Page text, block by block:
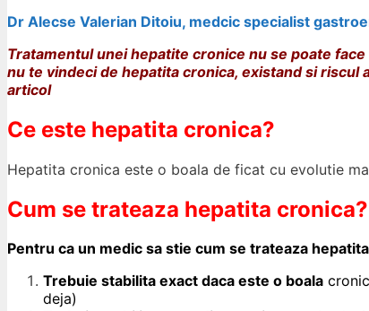
Dr Alecse Valerian Ditoiu, medcic specialist
Tratamentul unei hepatite cronice nu se poate
nu te vindeci de hepatita cronica, existand si
articol
Ce este hepatita cronica?
Hepatita cronica este o boala de ficat cu evolutie
Cum se trateaza hepatita cronica?
Pentru ca un medic sa stie cum se trateaza
Trebuie stabilita exact daca este o boala
deja)